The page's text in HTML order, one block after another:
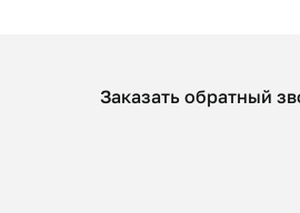
Заказать обратный